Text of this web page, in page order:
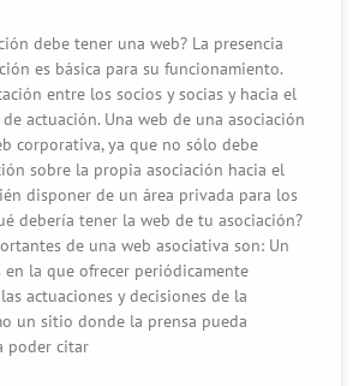
debe tener una web? La presencia
es básica para su funcionamiento.
entre los socios y socias y hacia el
actuación. Una web de una asociación
corporativa, ya que no sólo debe
sobre la propia asociación hacia el
disponer de un área privada para los
debería tener la web de tu asociación?
de una web asociativa son: Un
la que ofrecer periódicamente
actuaciones y decisiones de la
un sitio donde la prensa pueda
poder citar